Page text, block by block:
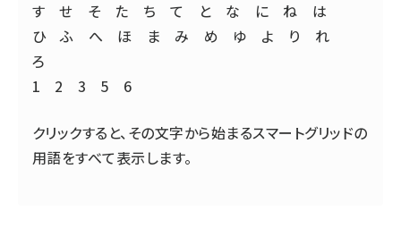
タンデム (161)
す
せ そ た ち て と な に ね
は
ひ
ふ へ ほ ま み め ゆ よ り
れ
ろ
1
2 3 5 6
クリックすると、その文字から始まるスマートグリッドの
用語をすべて表示します。